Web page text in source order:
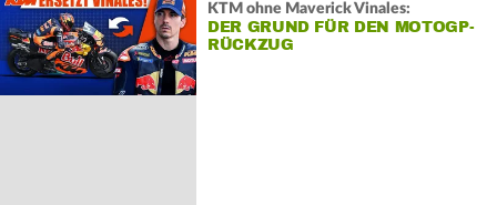
KTM ohne Maverick Vinales:
DER GRUND FÜR DEN MOTOGP-
RÜCKZUG